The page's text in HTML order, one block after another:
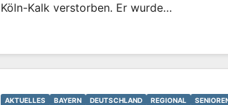
Köln-Kalk verstorben. Er wurde…
AKTUELLES BAYERN DEUTSCHLAND REGIONAL